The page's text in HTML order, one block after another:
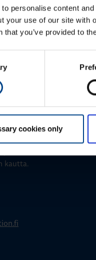
personalise content
your use of our site with
that you’ve provided to
cookies only
ratkaisun.
kautta.